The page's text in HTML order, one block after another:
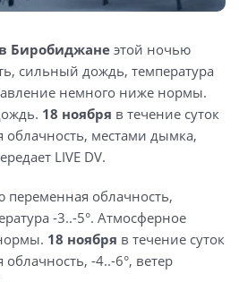
в Биробиджане этой ночью
сильный дождь, температура
немного ниже нормы.
18 ноября в течение суток
облачность, местами дымка,
LIVE DV.
переменная облачность,
-3..-5°. Атмосферное
18 ноября в течение суток
-4..-6°, ветер